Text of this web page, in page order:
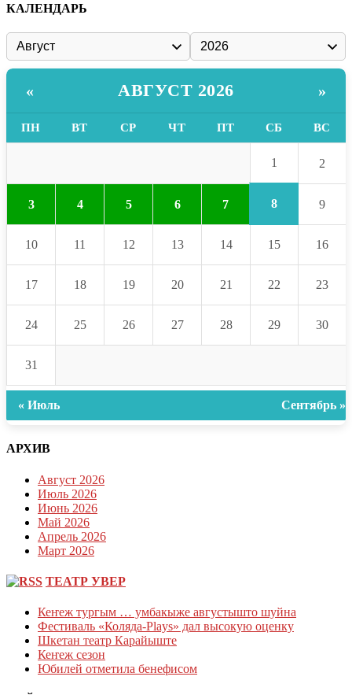
КАЛЕНДАРЬ
« АВГУСТ 2026 »
ПН ВТ СР ЧТ ПТ СБ ВС
1 2
3 4 5 6 7 8 9
10 11 12 13 14 15 16
17 18 19 20 21 22 23
24 25 26 27 28 29 30
31
« Июль Сентябрь »
АРХИВ
Август 2026
Июль 2026
Июнь 2026
Май 2026
Апрель 2026
Март 2026
ТЕАТР УВЕР
Кеҥеж тургым … умбакыже августышто шуйна
Фестиваль «Коляда-Plays» дал высокую оценку
Шкетан театр Карайыште
Кеҥеж сезон
Юбилей отметила бенефисом